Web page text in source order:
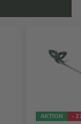
AKTION -